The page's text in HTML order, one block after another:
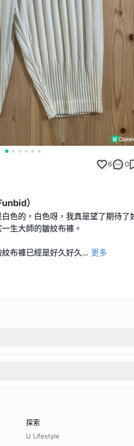
6 0
）
色的，白色呀，我真是望了期待了
生大師的皺紋布褲。
布褲已經是好久好久... 更多
探索
U Lifestyle